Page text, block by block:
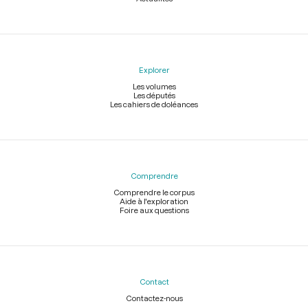
Explorer
Les volumes
Les députés
Les cahiers de doléances
Comprendre
Comprendre le corpus
Aide à l'exploration
Foire aux questions
Contact
Contactez-nous